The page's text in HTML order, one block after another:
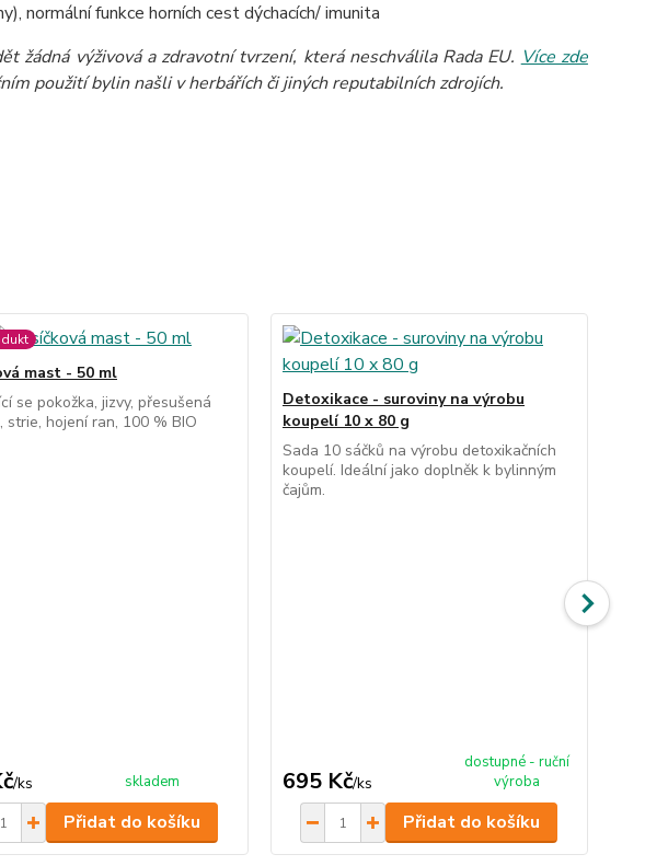
normální funkce horních cest dýchacích/ imunita
výživová a zdravotní tvrzení, která neschválila Rada EU. Více zde
použití bylin našli v herbářích či jiných reputabilních zdrojích.
mast - 50 ml
se pokožka, jizvy, přesušená
strie, hojení ran, 100 % BIO
/ks skladem
Přidat do košíku
Detoxikace - suroviny na výrobu
koupelí 10 x 80 g
Sada 10 sáčků na výrobu detoxikačních
koupelí. Ideální jako doplněk k bylinným
čajům.
695 Kč/ks
dostupné - ruční
výroba
Přidat do košíku